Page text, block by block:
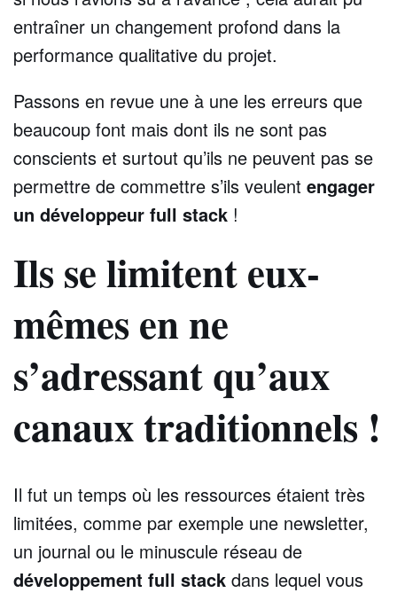
entraîner un changement profond dans la
performance qualitative du projet.
Passons en revue une à une les erreurs que
beaucoup font mais dont ils ne sont pas
conscients et surtout qu’ils ne peuvent pas se
permettre de commettre s’ils veulent engager
un développeur full stack !
Ils se limitent eux-
mêmes en ne
s’adressant qu’aux
canaux traditionnels !
Il fut un temps où les ressources étaient très
limitées, comme par exemple une newsletter,
un journal ou le minuscule réseau de
développement full stack dans lequel vous